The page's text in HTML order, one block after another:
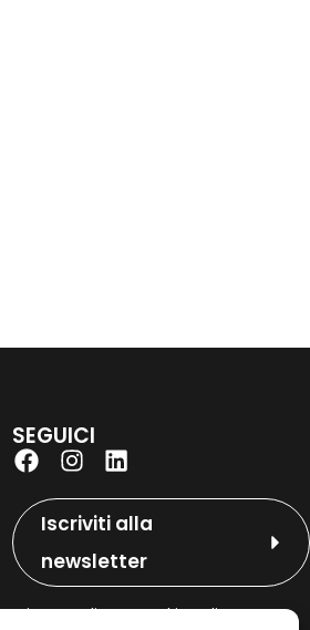
SEGUICI
Iscriviti alla
newsletter
Privacy Policy–Cookie Policy